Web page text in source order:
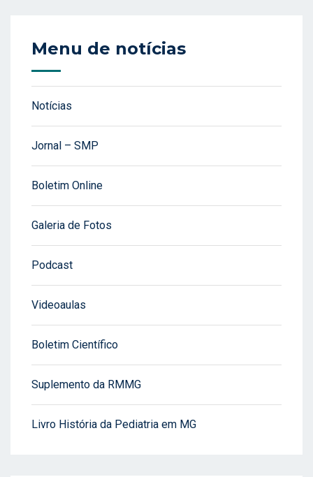
Menu de notícias
Notícias
Jornal – SMP
Boletim Online
Galeria de Fotos
Podcast
Videoaulas
Boletim Científico
Suplemento da RMMG
Livro História da Pediatria em MG